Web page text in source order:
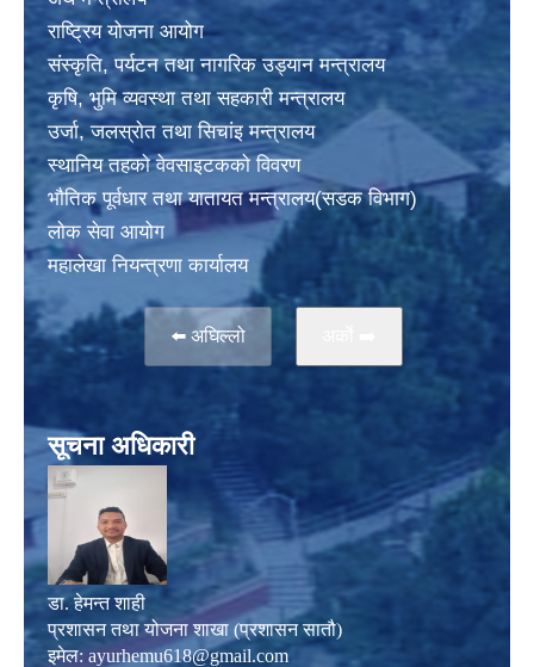
राष्ट्रिय योजना आयोग
संस्कृति, पर्यटन तथा नागरिक उड्यान मन्त्रालय
कृषि, भुमि व्यवस्था तथा सहकारी मन्त्रालय
उर्जा, जलस्राेत तथा सिचांइ मन्त्रालय
स्थानिय तहकाे वेवसाइटककाे विवरण
भाैतिक पूर्वधार तथा यातायत मन्त्रालय(सडक विभाग)
लाेक सेवा आयोग
महालेखा नियन्त्रणा कार्यालय
⬅️ अघिल्लो
सूचना अधिकारी
डा. हेमन्त शाही
प्रशासन तथा योजना शाखा (प्रशासन सातौ)
इमेल: ayurhemu618@gmail.com